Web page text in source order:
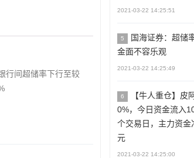
行间超储率下行至较
2021-03-22 14:25:51
5
国海证券：超储
金面不容乐观
2021-03-22 14:25:49
6
【牛人重仓】皮
0%，今日资金流入
个交易日，主力资
元
2021-03-22 14:25:00